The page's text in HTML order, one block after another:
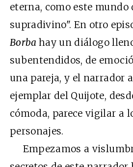
eterna, como este
supradivino". En otro
Borbahay un diálogo
subentendidos, de
una pareja, y el narrador
ejemplar del Quijote,
cómoda, parece vigilar a
personajes.
Empezamos a